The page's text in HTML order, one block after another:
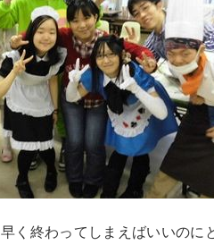
く終わってしまえばいいの